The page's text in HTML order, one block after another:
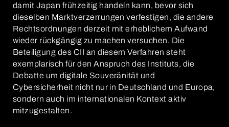
damit Japan frühzeitig handeln kann, bevor sich
dieselben Marktverzerrungen verfestigen, die andere
Rechtsordnungen derzeit mit erheblichem Aufwand
wieder rückgängig zu machen versuchen. Die
Beteiligung des CII an diesem Verfahren steht
exemplarisch für den Anspruch des Instituts, die
Debatte um digitale Souveränität und
Cybersicherheit nicht nur in Deutschland und Europa,
sondern auch im internationalen Kontext aktiv
mitzugestalten.